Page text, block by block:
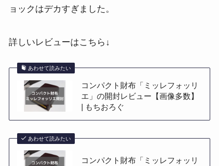
ョックはデカすぎました。
詳しいレビューはこちら↓
あわせて読みたい
コンパクト財布「ミッレフォッリ
エ」の開封レビュー【画像多数】
| もちおろぐ
あわせて読みたい
コンパクト財布「ミッレフォッリ